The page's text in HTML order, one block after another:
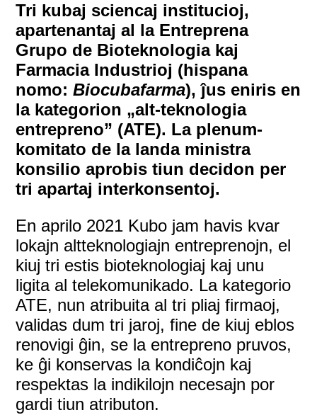
Tri kubaj sciencaj institucioj,
apartenantaj al la Entreprena
Grupo de Bioteknologia kaj
Farmacia Industrioj (hispana
nomo:Biocubafarma), ĵus eniris en
la kategorion „alt-teknologia
entrepreno” (ATE). La plenum-
komitato de la landa ministra
konsilio aprobis tiun decidon per
tri apartaj interkonsentoj.
En aprilo 2021 Kubo jam havis kvar
lokajn altteknologiajn entreprenojn, el
kiuj tri estis bioteknologiaj kaj unu
ligita al telekomunikado. La kategorio
ATE, nun atribuita al tri pliaj firmaoj,
validas dum tri jaroj, fine de kiuj eblos
renovigi ĝin, se la entrepreno pruvos,
ke ĝi konservas la kondiĉojn kaj
respektas la indikilojn necesajn por
gardi tiun atributon.